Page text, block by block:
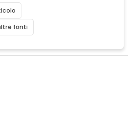
fonti